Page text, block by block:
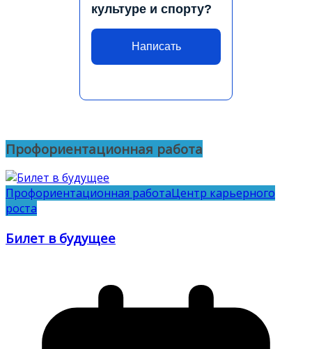
культуре и спорту?
Написать
Профориентационная работа
Профориентационная работаЦентр карьерного
роста
Билет в будущее